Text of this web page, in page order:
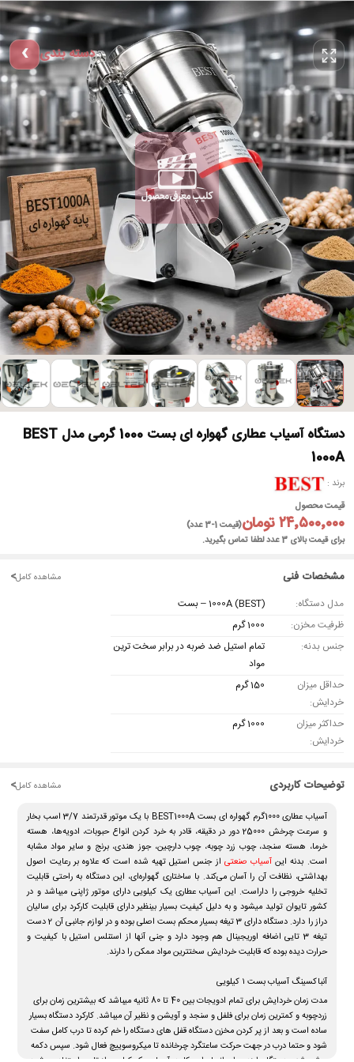
دسته بندی
►
دستگاه آسیاب عطاری گهواره ای بست 1000 گرمی مدل BEST
1000A
برند
قیمت محصول
۲۴٬۵۰۰٬۰۰۰ تومان
(قیمت 1-3 عدد)
برای قیمت بالای 3 عدد لطفا تماس بگیرید.
مشخصات فنی مشاهده کامل<
مدل دستگاه:
(BEST) 1000A – بست
ظرفیت مخزن:
1000 گرم
جنس بدنه:
تمام استیل ضد ضربه در برابر سخت ترین
مواد
حداقل میزان
خردایش:
150 گرم
حداکثر میزان
خردایش:
1000 گرم
توضیحات کاربردی مشاهده کامل<
آسیاب عطاری 1000گرم گهواره ای بست BEST1000A با یک موتور قدرتمند 3/7 اسب بخار
و سرعت چرخش 25000 دور در دقیقه، قادر به خرد کردن انواع حبوبات، ادویه‌ها، هسته
خرما، هسته سنجد، چوب زرد چوبه، چوب دارچین، جوز هندی، برنج و سایر مواد مشابه
است. بدنه اینآسیاب صنعتی از جنس استیل تهیه شده است که علاوه بر رعایت اصول
بهداشتی، نظافت آن را آسان می‌کند. با ساختاری گهواره‌ای، این دستگاه به راحتی قابلیت
تخلیه خروجی را داراست. این آسیاب عطاری یک کیلویی دارای موتور ژاپنی میباشد و در
کشور تایوان تولید میشود و به دلیل کیفیت بسیار بینظیر دارای قابلیت کارکرد برای سالیان
دراز را دارد. دستگاه دارای 3 تیغه بسیار محکم بست اصلی بوده و در لوازم جانبی آن 2 دست
تیغه 3 تایی اضافه اوریجینال هم وجود دارد و جنی آنها از استنلس استیل با کیفیت و
حرارت دیده بوده که قابلیت خردایش سختترین مواد ممکن را دارند.
آنباکسینگ آسیاب بست ۱ کیلویی
مدت زمان خردایش برای تمام ادویجات بین 40 تا 80 ثانیه میباشد که بیشترین زمان برای
زردچوبه و کمترین زمان برای فلفل و سنجد و آویشن و نظیر آن میباشد. کارکرد دستگاه بسیار
ساده است و بعد از پر کردن مخزن دستگاه قفل های دستگاه را خم کرده تا درب کامل سفت
شود و حتما درب در جهت حرکت ساعتگرد چرخانده تا میکروسوییچ فعال شود. سپس دکمه